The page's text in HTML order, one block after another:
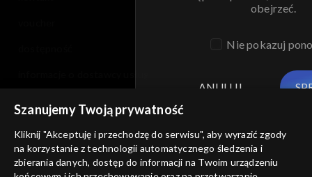
obejrzeć.
Nie pokazuj
ANULUJ
Szanujemy Twoją prywatność
Kliknij "Akceptuję i przechodzę do serwisu", aby wyrazić zgody
na korzystanie z technologii automatycznego śledzenia i
zbierania danych, dostęp do informacji na Twoim urządzeniu